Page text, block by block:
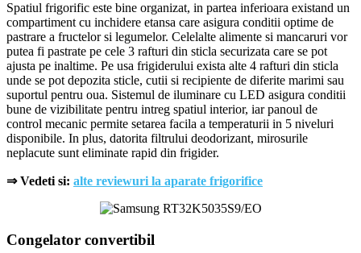
Spatiul frigorific este bine organizat, in partea inferioara existand un
compartiment cu inchidere etansa care asigura conditii optime de
pastrare a fructelor si legumelor. Celelalte alimente si mancaruri vor
putea fi pastrate pe cele 3 rafturi din sticla securizata care se pot
ajusta pe inaltime. Pe usa frigiderului exista alte 4 rafturi din sticla
unde se pot depozita sticle, cutii si recipiente de diferite marimi sau
suportul pentru oua. Sistemul de iluminare cu LED asigura conditii
bune de vizibilitate pentru intreg spatiul interior, iar panoul de
control mecanic permite setarea facila a temperaturii in 5 niveluri
disponibile. In plus, datorita filtrului deodorizant, mirosurile
neplacute sunt eliminate rapid din frigider.
⇒ Vedeti si: alte reviewuri la aparate frigorifice
Congelator convertibil